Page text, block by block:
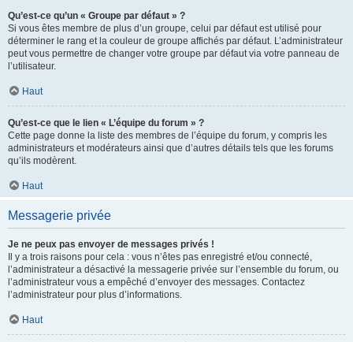
Qu’est-ce qu’un « Groupe par défaut » ?
Si vous êtes membre de plus d’un groupe, celui par défaut est utilisé pour
déterminer le rang et la couleur de groupe affichés par défaut. L’administrateur
peut vous permettre de changer votre groupe par défaut via votre panneau de
l’utilisateur.
Haut
Qu’est-ce que le lien « L’équipe du forum » ?
Cette page donne la liste des membres de l’équipe du forum, y compris les
administrateurs et modérateurs ainsi que d’autres détails tels que les forums
qu’ils modèrent.
Haut
Messagerie privée
Je ne peux pas envoyer de messages privés !
Il y a trois raisons pour cela : vous n’êtes pas enregistré et/ou connecté,
l’administrateur a désactivé la messagerie privée sur l’ensemble du forum, ou
l’administrateur vous a empêché d’envoyer des messages. Contactez
l’administrateur pour plus d’informations.
Haut